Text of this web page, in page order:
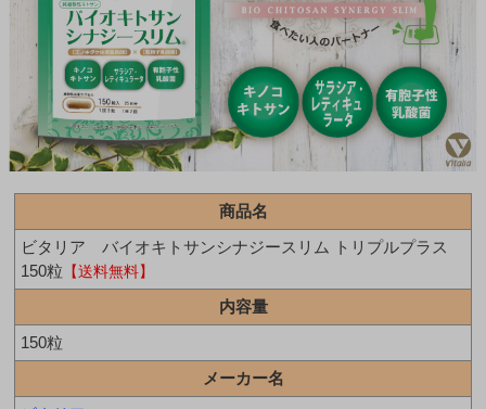
商品名
ビタリア バイオキトサンシナジースリム トリプルプラス
150粒 【送料無料】
内容量
150粒
メーカー名